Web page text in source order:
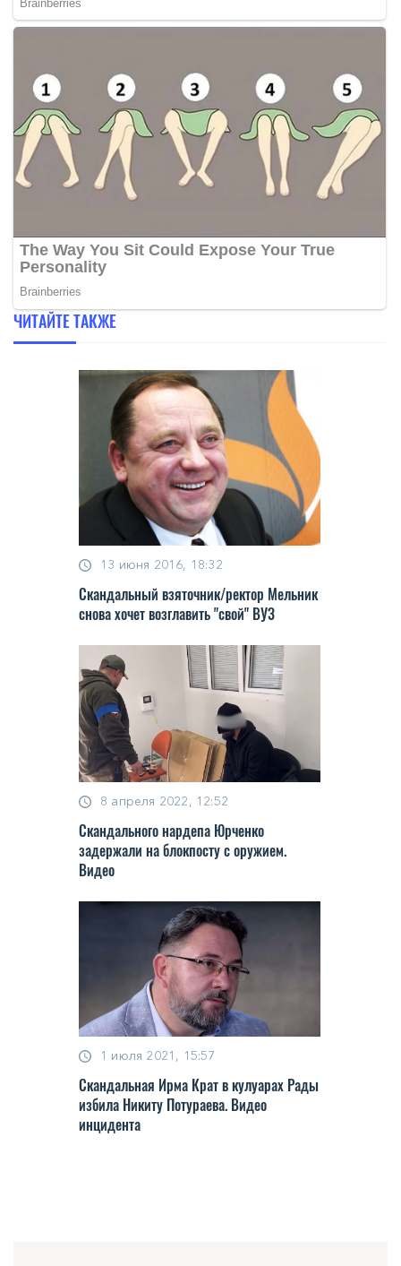
ЧИТАЙТЕ ТАКЖЕ
13 июня 2016, 18:32
Скандальный взяточник/ректор Мельник
снова хочет возглавить "свой" ВУЗ
8 апреля 2022, 12:52
Скандального нардепа Юрченко
задержали на блокпосту с оружием.
Видео
1 июля 2021, 15:57
Скандальная Ирма Крат в кулуарах Рады
избила Никиту Потураева. Видео
инцидента